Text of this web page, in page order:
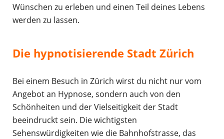
Wünschen zu erleben und einen Teil deines Lebens
werden zu lassen.
Die hypnotisierende Stadt Zürich
Bei einem Besuch in Zürich wirst du nicht nur vom
Angebot an Hypnose, sondern auch von den
Schönheiten und der Vielseitigkeit der Stadt
beeindruckt sein. Die wichtigsten
Sehenswürdigkeiten wie die Bahnhofstrasse, das